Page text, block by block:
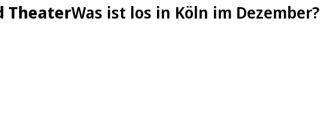
TheaterWas ist los in Köln im Dezember?